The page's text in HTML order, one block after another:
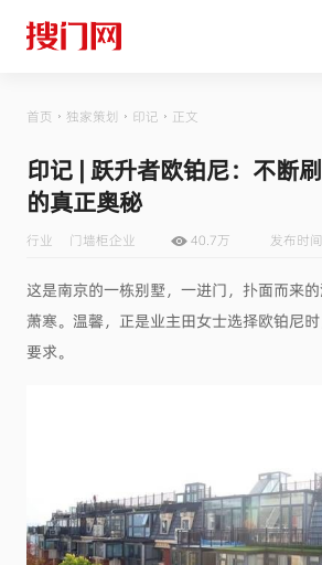
首页 独家策划 印记 正文
印记 | 跃升者欧铂尼：不断
的真正奥秘
行业 门墙柜企业 40.7万 发布时
这是南京的一栋别墅，一进门，扑面而来
萧寒。温馨，正是业主田女士选择欧铂尼
要求。